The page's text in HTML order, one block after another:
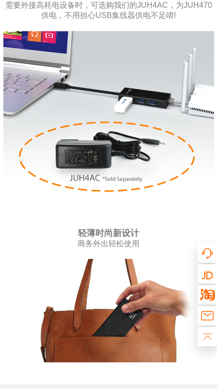
需要外接高耗电设备时，可选购我们的JUH4AC，为JUH470
供电，不用担心USB集线器供电不足唷!
轻薄时尚新设计
商务外出轻松使用